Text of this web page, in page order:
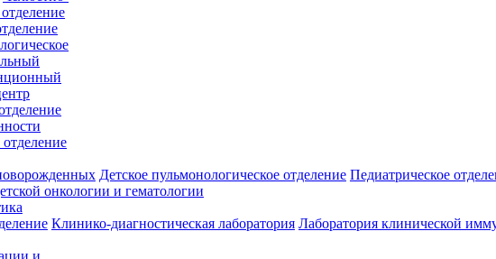
Детское пульмонологическое отделение Педиатрическое
онкологии и гематологии
Клинико-диагностическая лаборатория Лаборатория клинической
и